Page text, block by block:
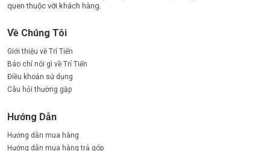
quen thuộc với khách hàng.
Về Chúng Tôi
Giới thiệu về Trí Tiến
Báo chí nói gì về Trí Tiến
Điều khoản sử dụng
Câu hỏi thường gặp
Hướng Dẫn
Hướng dẫn mua hàng
Hướng dẫn mua hàng trả góp